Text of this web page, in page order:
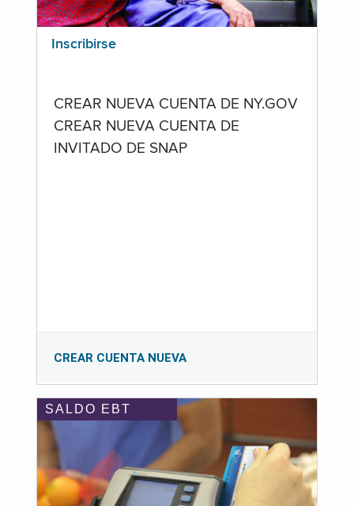
Inscribirse
CREAR NUEVA CUENTA DE NY.GOV
CREAR NUEVA CUENTA DE
INVITADO DE SNAP
CREAR CUENTA NUEVA
SALDO EBT